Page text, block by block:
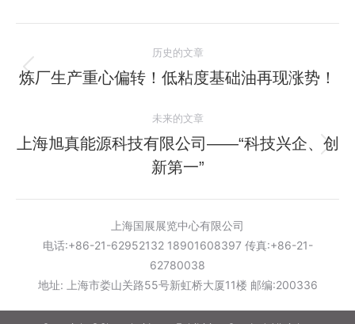
章
航
历史的文章
历
的
文
章：
炼厂生产重心偏转！低粘度基础油再现涨势！
未来的文章
未
来
的
文
章：
上海旭真能源科技有限公司——“科技兴企、创
新第一”
上海国展展览中心有限公司
电话:+86-21-62952132 18901608397 传真:+86-21-
62780038
地址: 上海市娄山关路55号新虹桥大厦11楼 邮编:200336